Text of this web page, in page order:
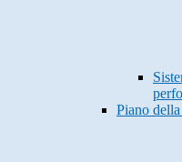
Piano